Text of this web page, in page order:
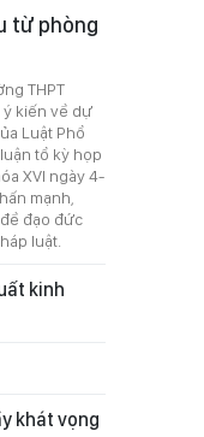
từ phòng
THPT
ý kiến về dự
Luật Phổ
tổ kỳ họp
XVI ngày 4-
mạnh,
đạo đức
luật.
kinh
khát vọng